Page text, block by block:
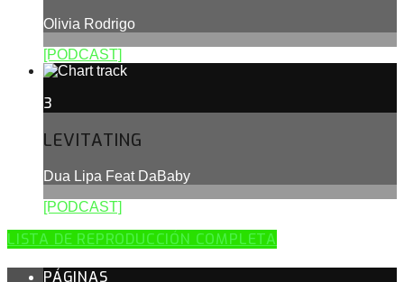
Olivia Rodrigo
[PODCAST]
3
LEVITATING
Dua Lipa Feat DaBaby
[PODCAST]
LISTA DE REPRODUCCIÓN COMPLETA
PÁGINAS